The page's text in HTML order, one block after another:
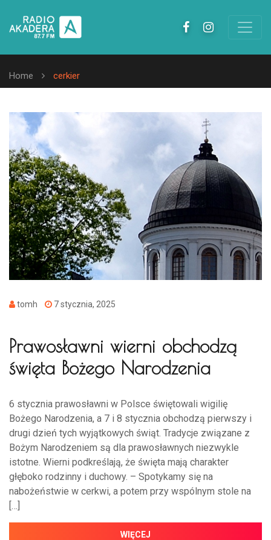
Home cerkier
tomh 7 stycznia, 2025
Prawosławni wierni obchodzą
święta Bożego Narodzenia
6 stycznia prawosławni w Polsce świętowali wigilię
Bożego Narodzenia, a 7 i 8 stycznia obchodzą pierwszy i
drugi dzień tych wyjątkowych świąt. Tradycje związane z
Bożym Narodzeniem są dla prawosławnych niezwykle
istotne. Wierni podkreślają, że święta mają charakter
głęboko rodzinny i duchowy. – Spotykamy się na
nabożeństwie w cerkwi, a potem przy wspólnym stole na
[…]
WIĘCEJ